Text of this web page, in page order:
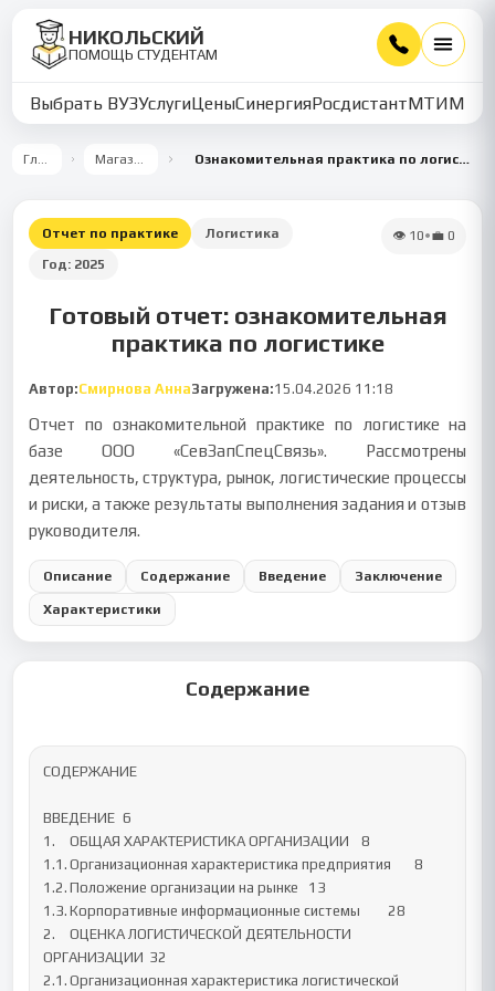
НИКОЛЬСКИЙ
ПОМОЩЬ СТУДЕНТАМ
Выбрать ВУЗУслугиЦеныСинергияРосдистантМТИММУ
Главная Магазин работ Ознакомительная практика по логистике в ООО «СевЗапСпецСвязь»
Отчет по практике
Логистика
Год: 2025
👁 10•💼 0
Готовый отчет: ознакомительная
практика по логистике
Автор:Смирнова АннаЗагружена:15.04.2026 11:18
Отчет по ознакомительной практике по логистике на
базе ООО «СевЗапСпецСвязь». Рассмотрены
деятельность, структура, рынок, логистические процессы
и риски, а также результаты выполнения задания и отзыв
руководителя.
Описание Содержание Введение Заключение
Характеристики
Содержание
СОДЕРЖАНИЕ
ВВЕДЕНИЕ	6
1.	ОБЩАЯ ХАРАКТЕРИСТИКА ОРГАНИЗАЦИИ	8
1.1.	Организационная характеристика предприятия	8
1.2.	Положение организации на рынке	13
1.3.	Корпоративные информационные системы	28
2.	ОЦЕНКА ЛОГИСТИЧЕСКОЙ ДЕЯТЕЛЬНОСТИ
ОРГАНИЗАЦИИ	32
2.1.	Организационная характеристика логистической